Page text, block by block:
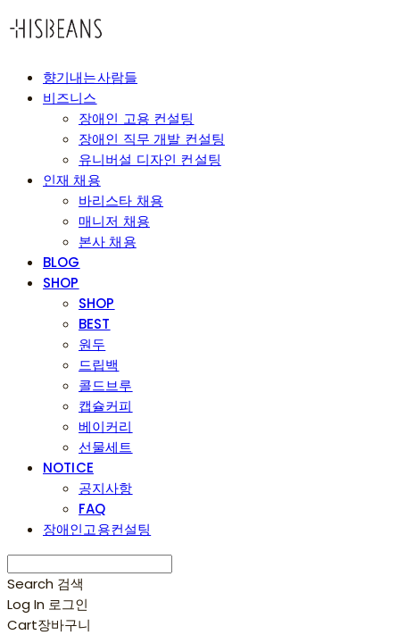
향기내는사람들
비즈니스
장애인 고용 컨설팅
장애인 직무 개발 컨설팅
유니버설 디자인 컨설팅
인재 채용
바리스타 채용
매니저 채용
본사 채용
BLOG
SHOP
SHOP
BEST
원두
드립백
콜드브루
캡슐커피
베이커리
선물세트
NOTICE
공지사항
FAQ
장애인고용컨설팅
Search 검색
Log In 로그인
Cart장바구니